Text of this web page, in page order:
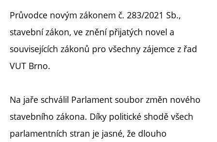
Průvodce novým zákonem č. 283/2021 Sb.,
stavební zákon, ve znění přijatých novel a
souvisejících zákonů pro všechny zájemce z řad
VUT Brno.
Na jaře schválil Parlament soubor změn nového
stavebního zákona. Díky politické shodě všech
parlamentních stran je jasné, že dlouho